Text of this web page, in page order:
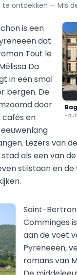
te ontdekken — Mis
is een
dat
Tout le
Da
in een smal
bergen. De
door
cafés en
Lezers van
als een van
stilstaan en
Saint-
Comminges
aan de voet
Pyreneeën,
romans van